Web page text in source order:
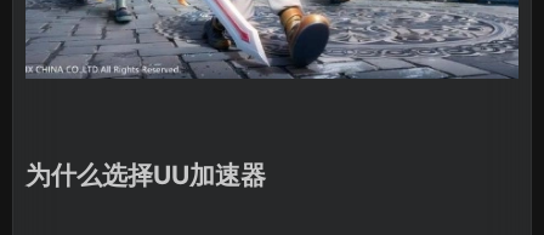
为什么选择UU加速器